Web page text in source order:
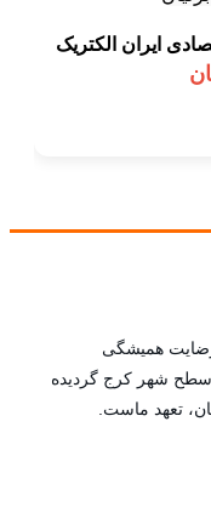
ايران الکتریک
سابقه و رضایت همیشگی
سطح شهر کرج گردیده
تعهد ماست.